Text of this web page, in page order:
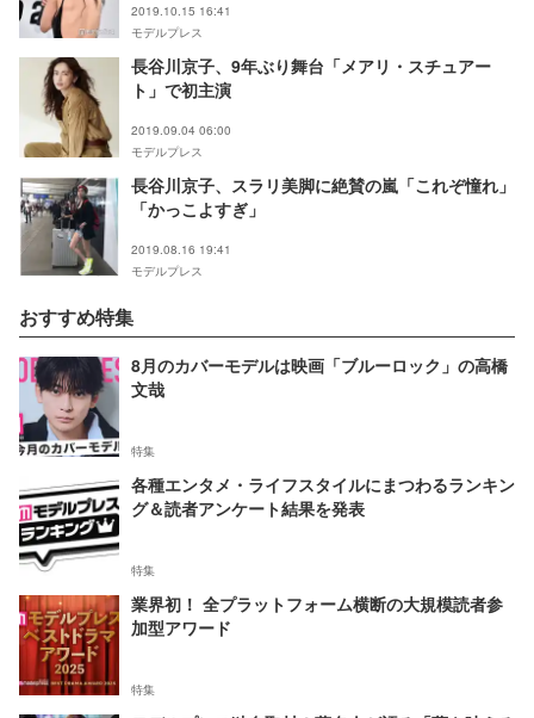
2019.10.15 16:41
モデルプレス
長谷川京子、9年ぶり舞台「メアリ・スチュアー
ト」で初主演
2019.09.04 06:00
モデルプレス
長谷川京子、スラリ美脚に絶賛の嵐「これぞ憧れ」
「かっこよすぎ」
2019.08.16 19:41
モデルプレス
おすすめ特集
8月のカバーモデルは映画「ブルーロック」の高橋
文哉
特集
各種エンタメ・ライフスタイルにまつわるランキン
グ＆読者アンケート結果を発表
特集
業界初！ 全プラットフォーム横断の大規模読者参
加型アワード
特集